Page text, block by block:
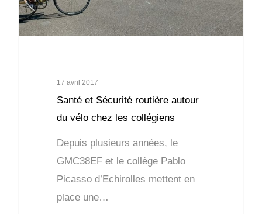
17 avril 2017
Santé et Sécurité routière autour
du vélo chez les collégiens
Depuis plusieurs années, le
GMC38EF et le collège Pablo
Picasso d’Echirolles mettent en
place une…